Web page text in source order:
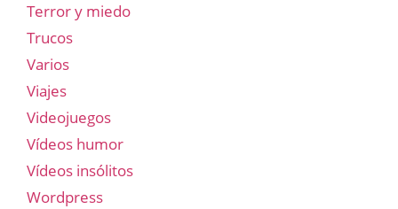
Terror y miedo
Trucos
Varios
Viajes
Videojuegos
Vídeos humor
Vídeos insólitos
Wordpress